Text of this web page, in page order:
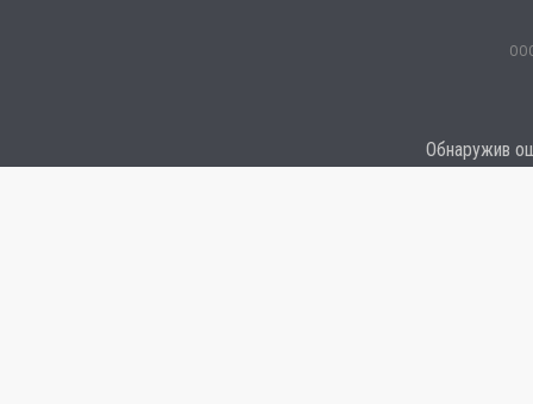
Обнаружив